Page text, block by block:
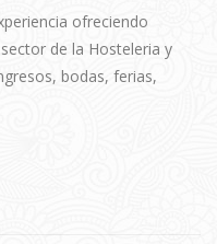
ofreciendo
de la Hosteleria y
bodas, ferias,